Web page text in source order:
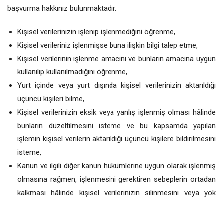
başvurma hakkınız bulunmaktadır.
Kişisel verilerinizin işlenip işlenmediğini öğrenme,
Kişisel verileriniz işlenmişse buna ilişkin bilgi talep etme,
Kişisel verilerinin işlenme amacını ve bunların amacına uygun
kullanılıp kullanılmadığını öğrenme,
Yurt içinde veya yurt dışında kişisel verilerinizin aktarıldığı
üçüncü kişileri bilme,
Kişisel verilerinizin eksik veya yanlış işlenmiş olması hâlinde
bunların düzeltilmesini isteme ve bu kapsamda yapılan
işlemin kişisel verilerin aktarıldığı üçüncü kişilere bildirilmesini
isteme,
Kanun ve ilgili diğer kanun hükümlerine uygun olarak işlenmiş
olmasına rağmen, işlenmesini gerektiren sebeplerin ortadan
kalkması hâlinde kişisel verilerinizin silinmesini veya yok